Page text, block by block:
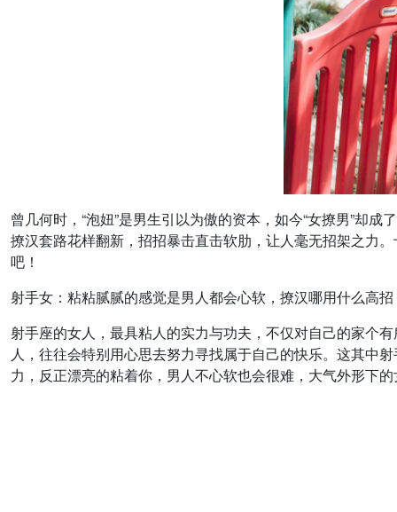
曾几何时，“泡妞”是男生引以为傲的资本，如今“女撩男”却
撩汉套路花样翻新，招招暴击直击软肋，让人毫无招架之力
吧！
射手女：粘粘腻腻的感觉是男人都会心软，撩汉哪用什么高招
射手座的女人，最具粘人的实力与功夫，不仅对自己的家个
人，往往会特别用心思去努力寻找属于自己的快乐。这其中
力，反正漂亮的粘着你，男人不心软也会很难，大气外形下